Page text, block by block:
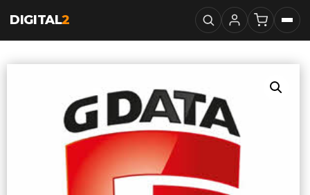
DIGITAL2